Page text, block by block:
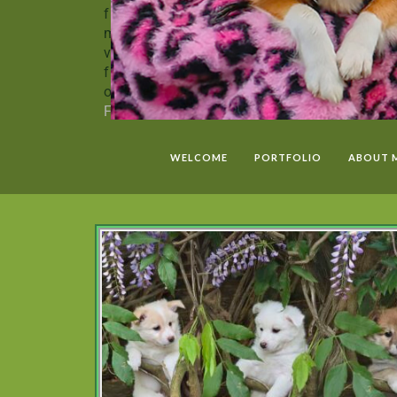
WELCOME PORTFOLIO ABOUT
fluffie and almost flying out now… We will
miss themof course, but we wish them all a
very happy life and hope to hear much more
from them. You can also follow the pups on
our kennel websiteFráHálendior on
Facebook